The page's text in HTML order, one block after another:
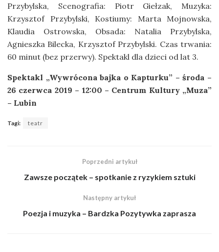
Przybylska, Scenografia: Piotr Giełzak, Muzyka:
Krzysztof Przybylski, Kostiumy: Marta Mojnowska,
Klaudia Ostrowska, Obsada: Natalia Przybylska,
Agnieszka Bilecka, Krzysztof Przybylski. Czas trwania:
60 minut (bez przerwy). Spektakl dla dzieci od lat 3.
Spektakl „Wywrócona bajka o Kapturku” – środa –
26 czerwca 2019 – 12:00 – Centrum Kultury „Muza”
– Lubin
Tagi: teatr
Poprzedni artykuł
Zawsze początek – spotkanie z ryzykiem sztuki
Następny artykuł
Poezja i muzyka – Bardzka Pozytywka zaprasza